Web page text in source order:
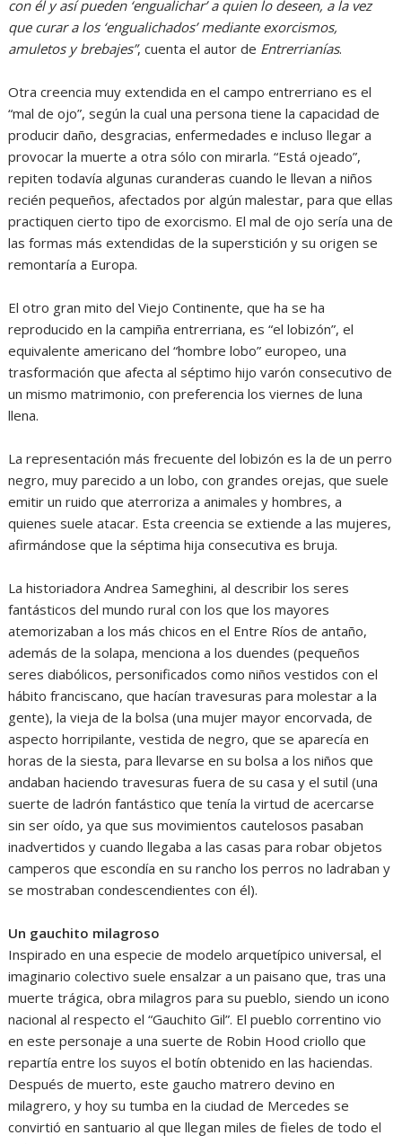
con él y así pueden ‘engualichar’ a quien lo deseen, a la vez
que curar a los ‘engualichados’ mediante exorcismos,
amuletos y brebajes”, cuenta el autor de Entrerrianías.
Otra creencia muy extendida en el campo entrerriano es el
“mal de ojo”, según la cual una persona tiene la capacidad de
producir daño, desgracias, enfermedades e incluso llegar a
provocar la muerte a otra sólo con mirarla. “Está ojeado”,
repiten todavía algunas curanderas cuando le llevan a niños
recién pequeños, afectados por algún malestar, para que ellas
practiquen cierto tipo de exorcismo. El mal de ojo sería una de
las formas más extendidas de la superstición y su origen se
remontaría a Europa.
El otro gran mito del Viejo Continente, que ha se ha
reproducido en la campiña entrerriana, es “el lobizón”, el
equivalente americano del “hombre lobo” europeo, una
trasformación que afecta al séptimo hijo varón consecutivo de
un mismo matrimonio, con preferencia los viernes de luna
llena.
La representación más frecuente del lobizón es la de un perro
negro, muy parecido a un lobo, con grandes orejas, que suele
emitir un ruido que aterroriza a animales y hombres, a
quienes suele atacar. Esta creencia se extiende a las mujeres,
afirmándose que la séptima hija consecutiva es bruja.
La historiadora Andrea Sameghini, al describir los seres
fantásticos del mundo rural con los que los mayores
atemorizaban a los más chicos en el Entre Ríos de antaño,
además de la solapa, menciona a los duendes (pequeños
seres diabólicos, personificados como niños vestidos con el
hábito franciscano, que hacían travesuras para molestar a la
gente), la vieja de la bolsa (una mujer mayor encorvada, de
aspecto horripilante, vestida de negro, que se aparecía en
horas de la siesta, para llevarse en su bolsa a los niños que
andaban haciendo travesuras fuera de su casa y el sutil (una
suerte de ladrón fantástico que tenía la virtud de acercarse
sin ser oído, ya que sus movimientos cautelosos pasaban
inadvertidos y cuando llegaba a las casas para robar objetos
camperos que escondía en su rancho los perros no ladraban y
se mostraban condescendientes con él).
Un gauchito milagroso
Inspirado en una especie de modelo arquetípico universal, el
imaginario colectivo suele ensalzar a un paisano que, tras una
muerte trágica, obra milagros para su pueblo, siendo un icono
nacional al respecto el “Gauchito Gil”. El pueblo correntino vio
en este personaje a una suerte de Robin Hood criollo que
repartía entre los suyos el botín obtenido en las haciendas.
Después de muerto, este gaucho matrero devino en
milagrero, y hoy su tumba en la ciudad de Mercedes se
convirtió en santuario al que llegan miles de fieles de todo el